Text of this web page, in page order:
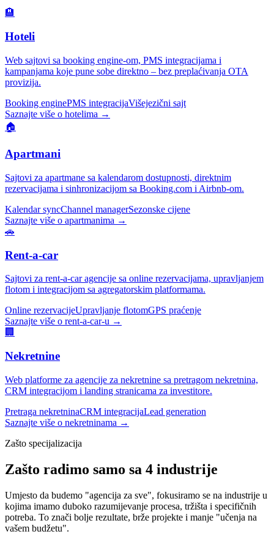
🏨
Hoteli
Web sajtovi sa booking engine-om, PMS integracijama i
kampanjama koje pune sobe direktno – bez preplaćivanja OTA
provizija.
Booking enginePMS integracijaVišejezični sajt
Saznajte više o hotelima →
🏠
Apartmani
Sajtovi za apartmane sa kalendarom dostupnosti, direktnim
rezervacijama i sinhronizacijom sa Booking.com i Airbnb-om.
Kalendar syncChannel managerSezonske cijene
Saznajte više o apartmanima →
🚗
Rent-a-car
Sajtovi za rent-a-car agencije sa online rezervacijama, upravljanjem
flotom i integracijom sa agregatorskim platformama.
Online rezervacijeUpravljanje flotomGPS praćenje
Saznajte više o rent-a-car-u →
🏢
Nekretnine
Web platforme za agencije za nekretnine sa pretragom nekretnina,
CRM integracijom i landing stranicama za investitore.
Pretraga nekretninaCRM integracijaLead generation
Saznajte više o nekretninama →
Zašto specijalizacija
Zašto radimo samo sa 4 industrije
Umjesto da budemo "agencija za sve", fokusiramo se na industrije u
kojima imamo duboko razumijevanje procesa, tržišta i specifičnih
potreba. To znači bolje rezultate, brže projekte i manje "učenja na
vašem budžetu".